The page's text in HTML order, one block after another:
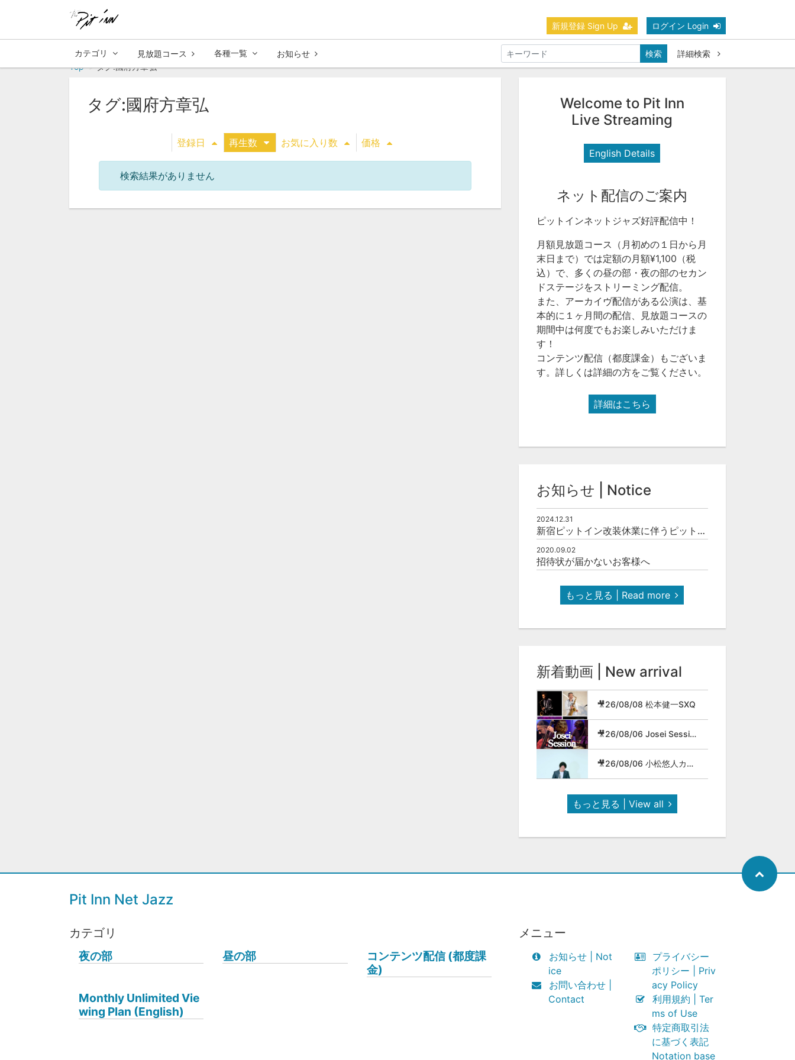
新規登録 Sign Up ログイン Login
カテゴリ 見放題コース 各種一覧 お知らせ 検索
詳細検索
Top
タグ:國府方章弘
タグ:國府方章弘
登録日 再生数 お気に入り数 価格
検索結果がありません
Welcome to Pit Inn
Live Streaming
English Details
ネット配信のご案内
ピットインネットジャズ好評配信中！
月額見放題コース（月初めの１日から月
末日まで）では定額の月額¥1,100（税
込）で、多くの昼の部・夜の部のセカン
ドステージをストリーミング配信。
また、アーカイヴ配信がある公演は、基
本的に１ヶ月間の配信、見放題コースの
期間中は何度でもお楽しみいただけま
す！
コンテンツ配信（都度課金）もございま
す。詳しくは詳細の方をご覧ください。
詳細はこちら
お知らせ | Notice
2024.12.31
新宿ピットイン改装休業に伴うピットインネットジャズのご案内
2020.09.02
招待状が届かないお客様へ
もっと見る | Read more
新着動画 | New arrival
🎥26/08/08 松本健一SXQ
🎥26/08/06 Josei Session
🎥26/08/06 小松悠人カルテット
もっと見る | View all
Pit Inn Net Jazz
カテゴリ
夜の部
昼の部
コンテンツ配信 (都度課
金)
Monthly Unlimited Vie
wing Plan (English)
メニュー
お知らせ | Not
ice
お問い合わせ |
Contact
プライバシー
ポリシー | Priv
acy Policy
利用規約 | Ter
ms of Use
特定商取引法
に基づく表記
Notation base